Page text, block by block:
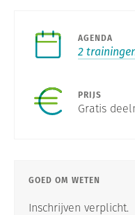
AGENDA
2
PRIJS
Gratis
GOED OM WETEN
Inschrijven verplicht.